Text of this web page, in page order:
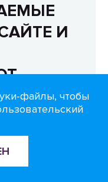
файлы, чтобы
И